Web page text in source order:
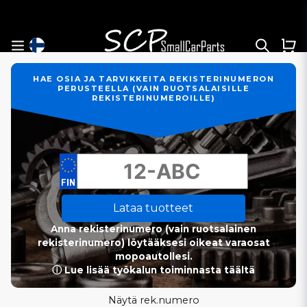
HAE OSIA JA TARVIKKEITA REKISTERINUMERON
PERUSTEELLA (VAIN RUOTSALAISILLE
REKISTERINUMEROILLE)
Lataa tuotteet
Anna rekisterinumero (vain ruotsalainen
rekisterinumero) löytääksesi oikeat varaosat
mopoautollesi.
ⓘ Lue lisää työkalun toiminnasta täältä
Näytä rek.numero